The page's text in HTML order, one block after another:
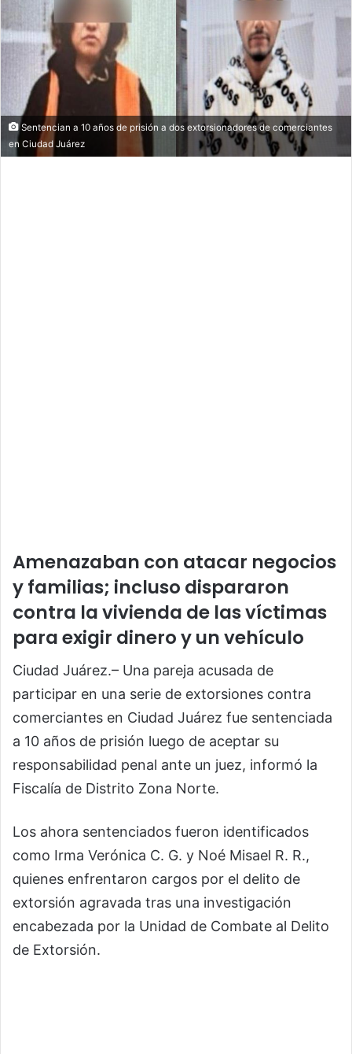
Sentencian a 10 años de prisión a dos extorsionadores de comerciantes
en Ciudad Juárez
Amenazaban con atacar negocios
y familias; incluso dispararon
contra la vivienda de las víctimas
para exigir dinero y un vehículo
Ciudad Juárez.– Una pareja acusada de
participar en una serie de extorsiones contra
comerciantes en Ciudad Juárez fue sentenciada
a 10 años de prisión luego de aceptar su
responsabilidad penal ante un juez, informó la
Fiscalía de Distrito Zona Norte.
Los ahora sentenciados fueron identificados
como Irma Verónica C. G. y Noé Misael R. R.,
quienes enfrentaron cargos por el delito de
extorsión agravada tras una investigación
encabezada por la Unidad de Combate al Delito
de Extorsión.